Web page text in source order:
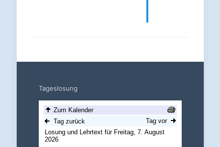
Tageslosung